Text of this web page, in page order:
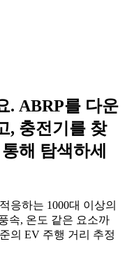
. ABRP를 다운
, 충전기를 찾
해 탐색하세
응하는 1000대 이상의
속, 온도 같은 요소까
의 EV 주행 거리 추정